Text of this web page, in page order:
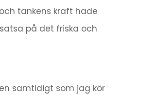
tankens kraft hade
på det friska och
samtidigt som jag kör